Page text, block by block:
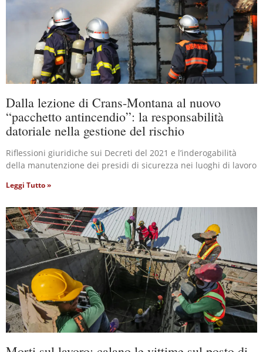
Dalla lezione di Crans-Montana al nuovo
“pacchetto antincendio”: la responsabilità
datoriale nella gestione del rischio
Riflessioni giuridiche sui Decreti del 2021 e l’inderogabilità
della manutenzione dei presidi di sicurezza nei luoghi di lavoro
Leggi Tutto »